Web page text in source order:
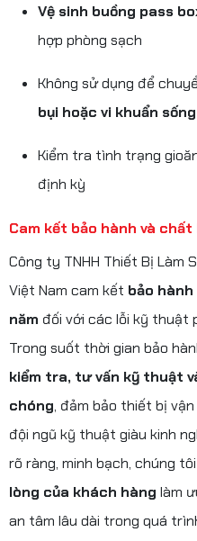
Vệ sinh buồng pass
hợp phòng sạch
Không sử dụng để
bụi hoặc vi khuẩn sống
Kiểm tra tình trạng
định kỳ
Cam kết bảo hành và
Công ty TNHH Thiết Bị Làm
Việt Nam cam kết bảo
năm đối với các lỗi kỹ thuật
Trong suốt thời gian bảo
kiểm tra, tư vấn kỹ thuật
chóng, đảm bảo thiết bị
đội ngũ kỹ thuật giàu kinh
rõ ràng, minh bạch, chúng
lòng của khách hàng làm
an tâm lâu dài trong quá